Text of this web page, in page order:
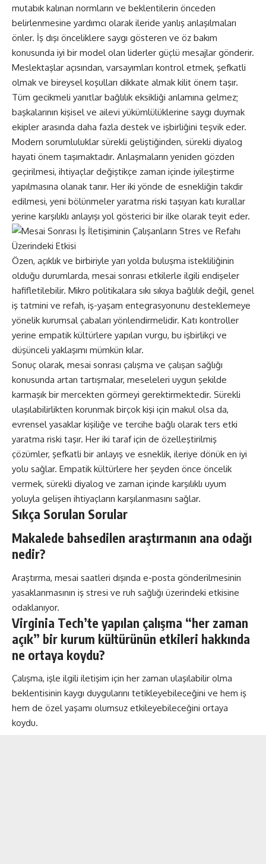
mutabık kalınan normların ve beklentilerin önceden
belirlenmesine yardımcı olarak ileride yanlış anlaşılmaları
önler. İş dışı önceliklere saygı gösteren ve öz bakım
konusunda iyi bir model olan liderler güçlü mesajlar gönderir.
Meslektaşlar açısından, varsayımları kontrol etmek, şefkatli
olmak ve bireysel koşulları dikkate almak kilit önem taşır.
Tüm gecikmeli yanıtlar bağlılık eksikliği anlamına gelmez;
başkalarının kişisel ve ailevi yükümlülüklerine saygı duymak
ekipler arasında daha fazla destek ve işbirliğini teşvik eder.
Modern sorumluluklar sürekli geliştiğinden, sürekli diyalog
hayati önem taşımaktadır. Anlaşmaların yeniden gözden
geçirilmesi, ihtiyaçlar değiştikçe zaman içinde iyileştirme
yapılmasına olanak tanır. Her iki yönde de esnekliğin takdir
edilmesi, yeni bölünmeler yaratma riski taşıyan katı kurallar
yerine karşılıklı anlayışı yol gösterici bir ilke olarak teyit eder.
Özen, açıklık ve birbiriyle yarı yolda buluşma istekliliğinin
olduğu durumlarda, mesai sonrası etkilerle ilgili endişeler
hafifletilebilir. Mikro politikalara sıkı sıkıya bağlılık değil, genel
iş tatmini ve refah, iş-yaşam entegrasyonunu desteklemeye
yönelik kurumsal çabaları yönlendirmelidir. Katı kontroller
yerine empatik kültürlere yapılan vurgu, bu işbirlikçi ve
düşünceli yaklaşımı mümkün kılar.
Sonuç olarak, mesai sonrası çalışma ve çalışan sağlığı
konusunda artan tartışmalar, meseleleri uygun şekilde
karmaşık bir mercekten görmeyi gerektirmektedir. Sürekli
ulaşılabilirlikten korunmak birçok kişi için makul olsa da,
evrensel yasaklar kişiliğe ve tercihe bağlı olarak ters etki
yaratma riski taşır. Her iki taraf için de özelleştirilmiş
çözümler, şefkatli bir anlayış ve esneklik, ileriye dönük en iyi
yolu sağlar. Empatik kültürlere her şeyden önce öncelik
vermek, sürekli diyalog ve zaman içinde karşılıklı uyum
yoluyla gelişen ihtiyaçların karşılanmasını sağlar.
Sıkça Sorulan Sorular
Makalede bahsedilen araştırmanın ana odağı
nedir?
Araştırma, mesai saatleri dışında e-posta gönderilmesinin
yasaklanmasının iş stresi ve ruh sağlığı üzerindeki etkisine
odaklanıyor.
Virginia Tech’te yapılan çalışma “her zaman
açık” bir kurum kültürünün etkileri hakkında
ne ortaya koydu?
Çalışma, işle ilgili iletişim için her zaman ulaşılabilir olma
beklentisinin kaygı duygularını tetikleyebileceğini ve hem iş
hem de özel yaşamı olumsuz etkileyebileceğini ortaya
koydu.